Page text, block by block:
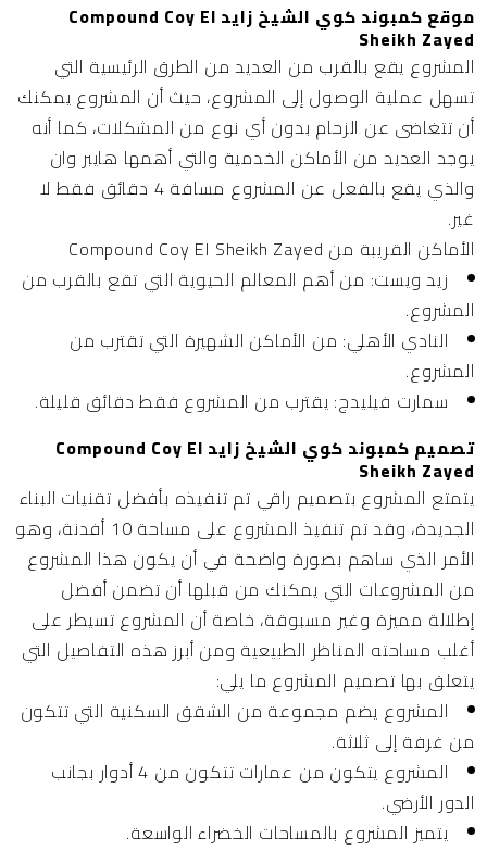
موقع كمبوند كوي الشيخ زايد Compound Coy El
Sheikh Zayed
المشروع يقع بالقرب من العديد من الطرق الرئيسية التي
تسهل عملية الوصول إلى المشروع، حيث أن المشروع يمكنك
أن تتغاضى عن الزحام بدون أي نوع من المشكلات، كما أنه
يوجد العديد من الأماكن الخدمية والتي أهمها هايبر وان
والذي يقع بالفعل عن المشروع مسافة 4 دقائق فقط لا
غير.
الأماكن القريبة من Compound Coy El Sheikh Zayed
زيد ويست: من أهم المعالم الحيوية التي تقع بالقرب من
المشروع.
النادي الأهلي: من الأماكن الشهيرة التي تقترب من
المشروع.
سمارت فيليدج: يقترب من المشروع فقط دقائق قليلة.
تصميم كمبوند كوي الشيخ زايد Compound Coy El
Sheikh Zayed
يتمتع المشروع بتصميم راقي تم تنفيذه بأفضل تقنيات البناء
الجديدة، وقد تم تنفيذ المشروع على مساحة 10 أفدنة، وهو
الأمر الذي ساهم بصورة واضحة في أن يكون هذا المشروع
من المشروعات التي يمكنك من قبلها أن تضمن أفضل
إطلالة مميزة وغير مسبوقة، خاصة أن المشروع تسيطر على
أغلب مساحته المناظر الطبيعية ومن أبرز هذه التفاصيل التي
يتعلق بها تصميم المشروع ما يلي:
المشروع يضم مجموعة من الشقق السكنية التي تتكون
من غرفة إلى ثلاثة.
المشروع يتكون من عمارات تتكون من 4 أدوار بجانب
الدور الأرضي.
يتميز المشروع بالمساحات الخضراء الواسعة.